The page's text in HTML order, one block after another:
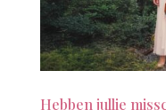
Hebben jullie